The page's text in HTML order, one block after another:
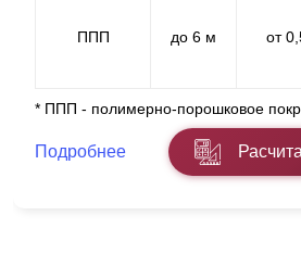
ППП до 6 м от
* ППП - полимерно-порошковое
Подробнее